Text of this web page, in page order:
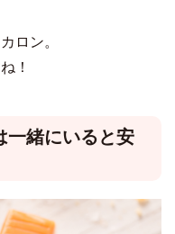
ロン。
！
一緒にいると安